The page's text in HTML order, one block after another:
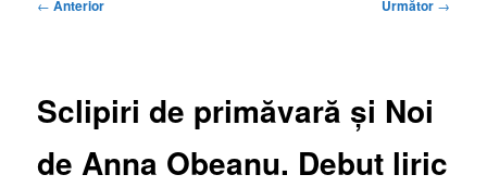
← Anterior Următor →
Sclipiri de primăvară și Noi
de Anna Obeanu. Debut liric